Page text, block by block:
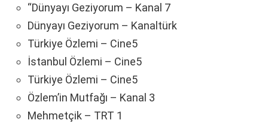
“Dünyayı Geziyorum – Kanal 7
Dünyayı Geziyorum – Kanaltürk
Türkiye Özlemi – Cine5
İstanbul Özlemi – Cine5
Türkiye Özlemi – Cine5
Özlem’in Mutfağı – Kanal 3
Mehmetçik – TRT 1